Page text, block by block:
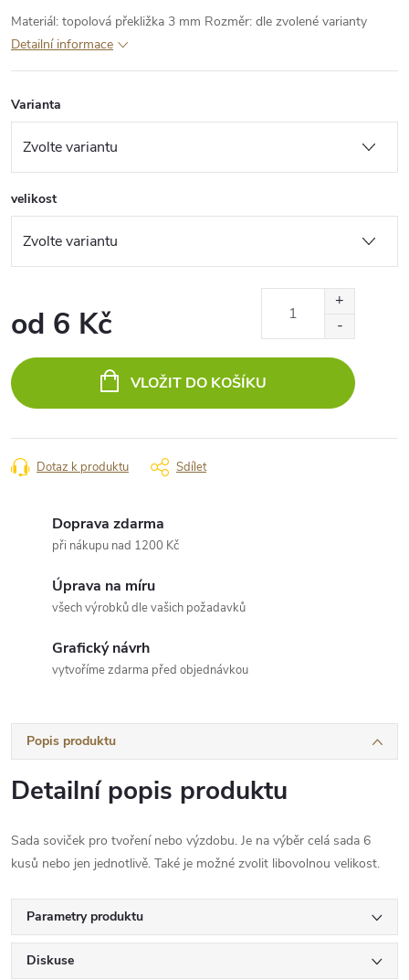
Materiál: topolová překližka 3 mm Rozměr: dle zvolené varianty
Detailní informace
Varianta
velikost
od 6 Kč
cena:
VLOŽIT DO KOŠÍKU
Dotaz k produktu Sdílet
Doprava zdarma
při nákupu nad 1200 Kč
Úprava na míru
všech výrobků dle vašich požadavků
Grafický návrh
vytvoříme zdarma před objednávkou
Popis produktu
Detailní popis produktu
Sada soviček pro tvoření nebo výzdobu. Je na výběr celá sada 6
kusů nebo jen jednotlivě. Také je možné zvolit libovolnou velikost.
Parametry produktu
Diskuse